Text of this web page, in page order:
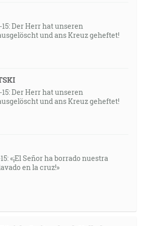
dediť Božieho kráľovstva. [Gl
slova a nie činiteľom,
ktorý pozerá svoju prirodzenú
sa videl a odišiel a hneď zabudol,
Alebo jako povieš svojmu
vyjmem ivierko z tvojho oka, keď
vlastnom oku? Pokrytče, najprv
oka a potom prezrieš, aby si
15: Der Herr hat unseren
und ans Kreuz geheftet!
15: Der Herr hat unseren
und ans Kreuz geheftet!
«¡El Señor ha borrado nuestra
en la cruz!»